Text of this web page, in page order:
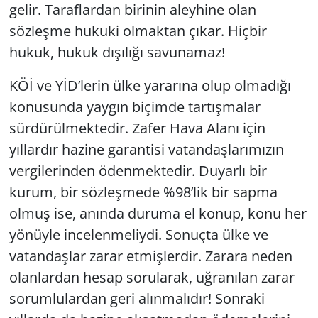
gelir. Taraflardan birinin aleyhine olan
sözleşme hukuki olmaktan çıkar. Hiçbir
hukuk, hukuk dışılığı savunamaz!
KÖİ ve YİD’lerin ülke yararına olup olmadığı
konusunda yaygın biçimde tartışmalar
sürdürülmektedir. Zafer Hava Alanı için
yıllardır hazine garantisi vatandaşlarımızın
vergilerinden ödenmektedir. Duyarlı bir
kurum, bir sözleşmede %98’lik bir sapma
olmuş ise, anında duruma el konup, konu her
yönüyle incelenmeliydi. Sonuçta ülke ve
vatandaşlar zarar etmişlerdir. Zarara neden
olanlardan hesap sorularak, uğranılan zarar
sorumlulardan geri alınmalıdır! Sonraki